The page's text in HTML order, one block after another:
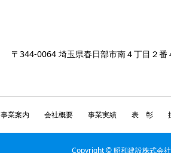
〒344-0064 埼玉県春日部市南４丁目２
事業案内 会社概要 事業実績 表 彰
Copyright © 昭和建設株式会